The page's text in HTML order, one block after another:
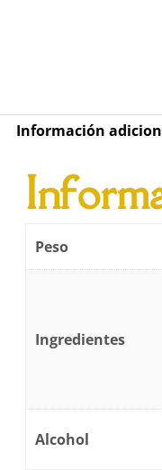
Información
Peso
Ingredientes
Alcohol